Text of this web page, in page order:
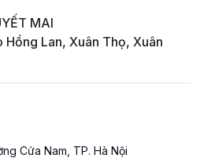
MAI
Lan, Xuân Thọ, Xuân
Cửa Nam, TP. Hà Nội